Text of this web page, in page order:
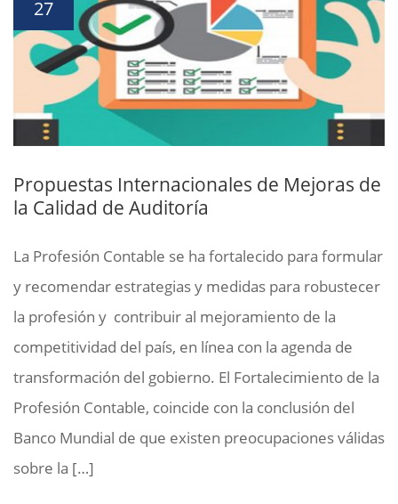
27
Propuestas Internacionales de Mejoras de
la Calidad de Auditoría
La Profesión Contable se ha fortalecido para formular
y recomendar estrategias y medidas para robustecer
la profesión y contribuir al mejoramiento de la
competitividad del país, en línea con la agenda de
transformación del gobierno. El Fortalecimiento de la
Profesión Contable, coincide con la conclusión del
Banco Mundial de que existen preocupaciones válidas
sobre la […]